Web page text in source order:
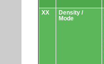
XX
Density /
Mode